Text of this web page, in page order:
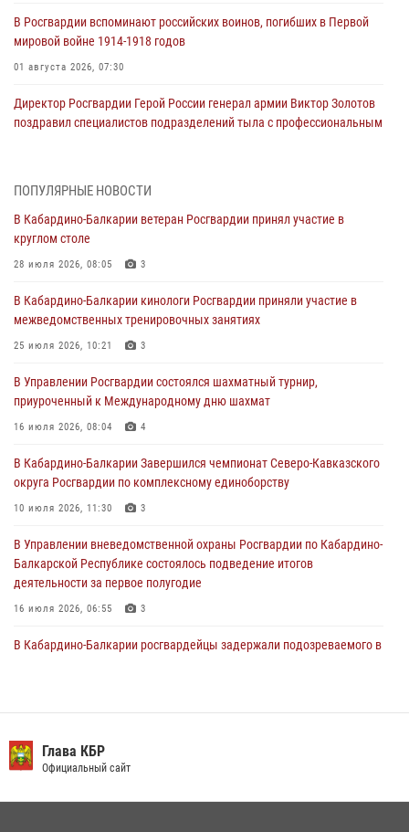
В Росгвардии вспоминают российских воинов, погибших в Первой
мировой войне 1914-1918 годов
01 августа 2026, 07:30
Директор Росгвардии Герой России генерал армии Виктор Золотов
поздравил специалистов подразделений тыла с профессиональным
направлении
31 июля 2026, 09:22
генерала армии Виктора Золотова с заместителем полномочного
представителя Президента Российской Федерации в Северо-
Кавказском федеральном округе Виталием Кузнецовым
Управление Росгвардии по Кабардино-Балкарской Республике
информирует
В Кабардино-Балкарии нештатные инструктора подразделений
Росгвардии отработали профессиональные навыки
ПОПУЛЯРНЫЕ НОВОСТИ
В Кабардино-Балкарии ветеран Росгвардии принял участие в
круглом столе
28 июля 2026, 08:05 3
В Кабардино-Балкарии кинологи Росгвардии приняли участие в
межведомственных тренировочных занятиях
25 июля 2026, 10:21 3
В Управлении Росгвардии состоялся шахматный турнир,
приуроченный к Международному дню шахмат
16 июля 2026, 08:04 4
В Кабардино-Балкарии Завершился чемпионат Северо-Кавказского
округа Росгвардии по комплексному единоборству
10 июля 2026, 11:30 3
В Управлении вневедомственной охраны Росгвардии по Кабардино-
Балкарской Республике состоялось подведение итогов
деятельности за первое полугодие
16 июля 2026, 06:55 3
В Кабардино-Балкарии росгвардейцы задержали подозреваемого в
округе Росгвардии
09 июля 2026, 08:36
Глава КБР
Официальный сайт